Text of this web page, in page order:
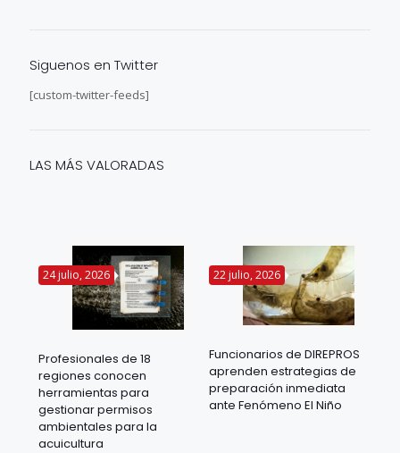
Siguenos en Twitter
[custom-twitter-feeds]
LAS MÁS VALORADAS
24 julio, 2026
Profesionales de 18
regiones conocen
herramientas para
gestionar permisos
ambientales para la
acuicultura
22 julio, 2026
Funcionarios de DIREPROS
aprenden estrategias de
preparación inmediata
ante Fenómeno El Niño